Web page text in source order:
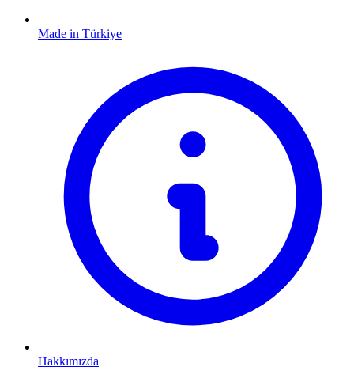
Made in Türkiye
Hakkımızda